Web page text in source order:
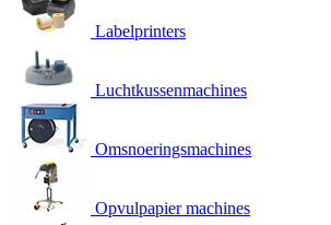
Labelprinters
Luchtkussenmachines
Omsnoeringsmachines
Opvulpapier machines